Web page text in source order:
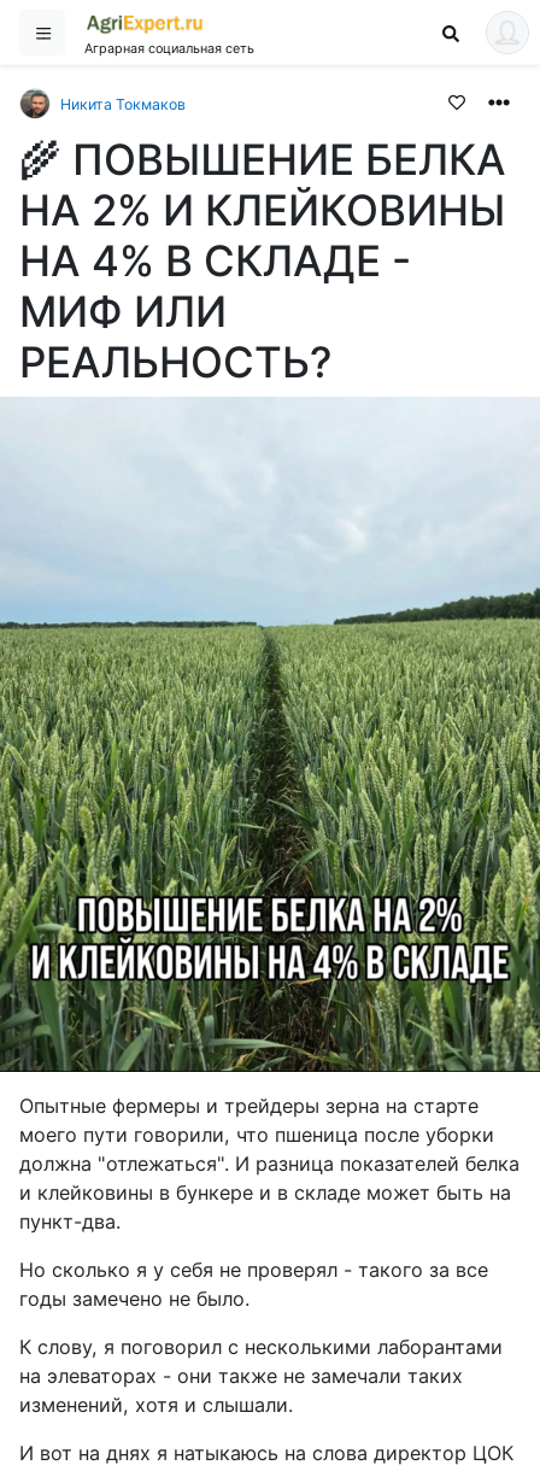
Аграрная социальная сеть
Никита Токмаков
🌾 ПОВЫШЕНИЕ БЕЛКА
НА 2% И КЛЕЙКОВИНЫ
НА 4% В СКЛАДЕ -
МИФ ИЛИ
РЕАЛЬНОСТЬ?
Опытные фермеры и трейдеры зерна на старте
моего пути говорили, что пшеница после уборки
должна "отлежаться". И разница показателей белка
и клейковины в бункере и в складе может быть на
пункт-два.
Но сколько я у себя не проверял - такого за все
годы замечено не было.
К слову, я поговорил с несколькими лаборантами
на элеваторах - они также не замечали таких
изменений, хотя и слышали.
И вот на днях я натыкаюсь на слова директор ЦОК